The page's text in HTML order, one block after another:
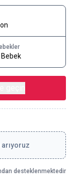
Bebek
desteklenmektedir